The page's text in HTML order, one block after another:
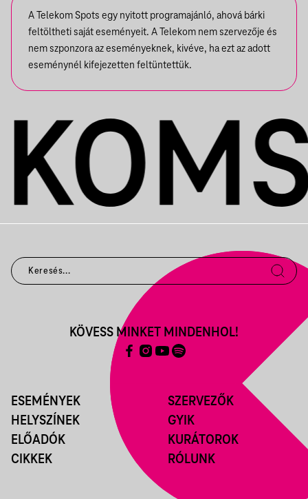
A Telekom Spots egy nyitott programajánló, ahová bárki
feltöltheti saját eseményeit. A Telekom nem szervezője és
nem szponzora az eseményeknek, kivéve, ha ezt az adott
eseménynél kifejezetten feltüntettük.
ESEMÉNYEK
HELYSZÍNEK
ELŐADÓK
CIKKEK
SZERVEZŐK
GYIK
KURÁTOROK
RÓLUNK
KÖVESS MINKET MINDENHOL!